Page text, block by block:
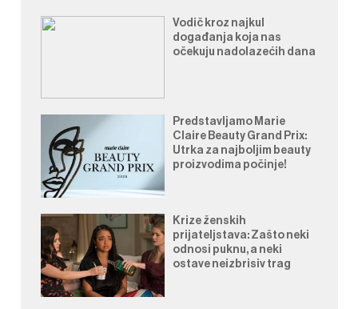
Vodič kroz najkul
događanja koja nas
očekuju nadolazećih dana
Predstavljamo Marie
Claire Beauty Grand Prix:
Utrka za najboljim beauty
proizvodima počinje!
Krize ženskih
prijateljstava: Zašto neki
odnosi puknu, a neki
ostave neizbrisiv trag